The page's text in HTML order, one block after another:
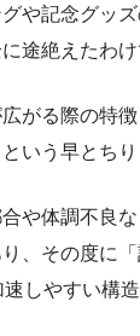
や記念グッ
途絶えたわけ
がる際の特
いう早とちり
や体調不良
、その度に
しやすい構